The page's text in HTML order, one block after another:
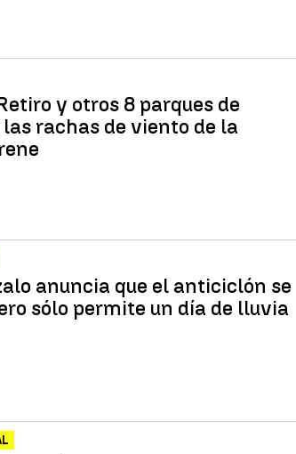
y otros 8 parques de
rachas de viento de la
anuncia que el anticiclón se
sólo permite un día de lluvia